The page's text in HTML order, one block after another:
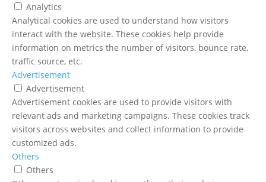
Analytics
Analytical cookies are used to understand how visitors
interact with the website. These cookies help provide
information on metrics the number of visitors, bounce rate,
traffic source, etc.
Advertisement
Advertisement
Advertisement cookies are used to provide visitors with
relevant ads and marketing campaigns. These cookies track
visitors across websites and collect information to provide
customized ads.
Others
Others